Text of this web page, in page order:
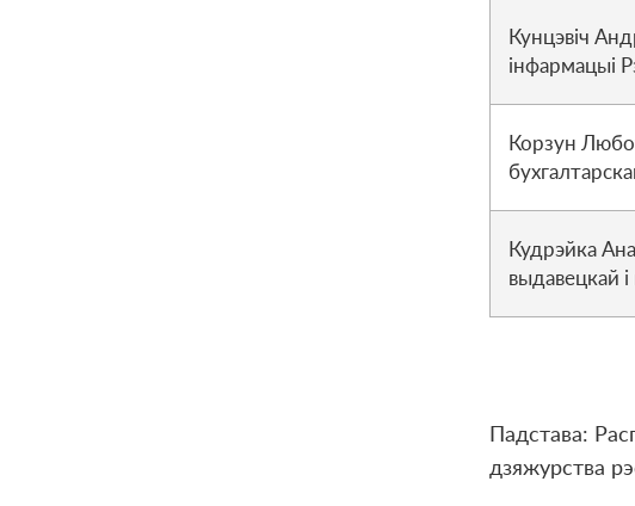
Кунцэвіч
інфармацыі
Корзун
Кудрэйка
выдавецкай і
Падстава:
дзяжурства